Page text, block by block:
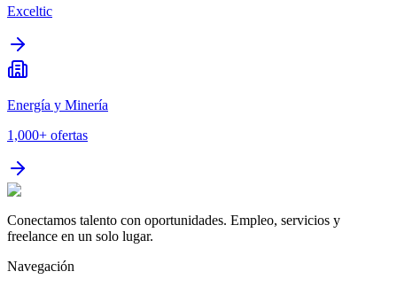
Exceltic
Energía y Minería
1,000+ ofertas
Conectamos talento con oportunidades. Empleo, servicios y
freelance en un solo lugar.
Navegación